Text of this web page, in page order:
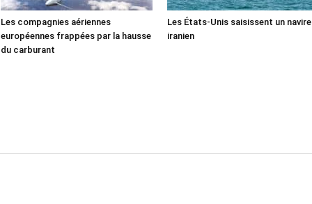
Les compagnies aériennes
européennes frappées par la hausse
du carburant
Les États-Unis saisissent un navire
iranien